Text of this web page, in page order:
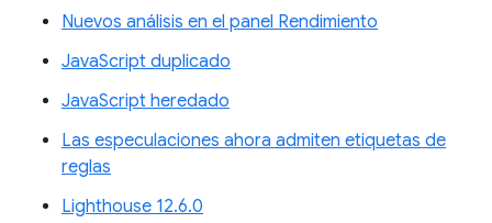
Nuevos análisis en el panel Rendimiento
JavaScript duplicado
JavaScript heredado
Las especulaciones ahora admiten etiquetas de
reglas
Lighthouse 12.6.0